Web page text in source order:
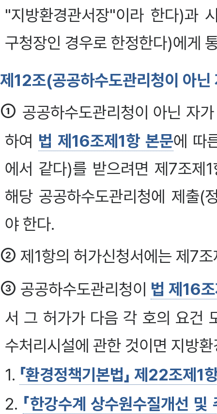
"지방환경관서장"이라 한다)과
구청장인 경우로 한정한다)에게
제12조(공공하수도관리청이 아닌
① 공공하수도관리청이 아닌 자
하여 법 제16조제1항 본문에 따
에서 같다)를 받으려면 제7조제
해당 공공하수도관리청에 제출(
야 한다.
② 제1항의 허가신청서에는 제7
③ 공공하수도관리청이 법 제16
서 그 허가가 다음 각 호의 요건
수처리시설에 관한 것이면 지방
1. 「환경정책기본법」 제22조제1
2. 「한강수계 상수원수질개선